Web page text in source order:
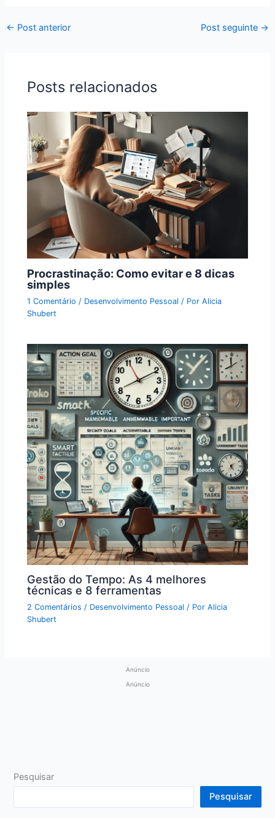
← Post anterior Post seguinte →
Posts relacionados
Procrastinação: Como evitar e 8 dicas
simples
1 Comentário / Desenvolvimento Pessoal / PorAlicia
Shubert
Gestão do Tempo: As 4 melhores
técnicas e 8 ferramentas
2 Comentários / Desenvolvimento Pessoal / PorAlicia
Shubert
Anúncio
Anúncio
Pesquisar
Pesquisar